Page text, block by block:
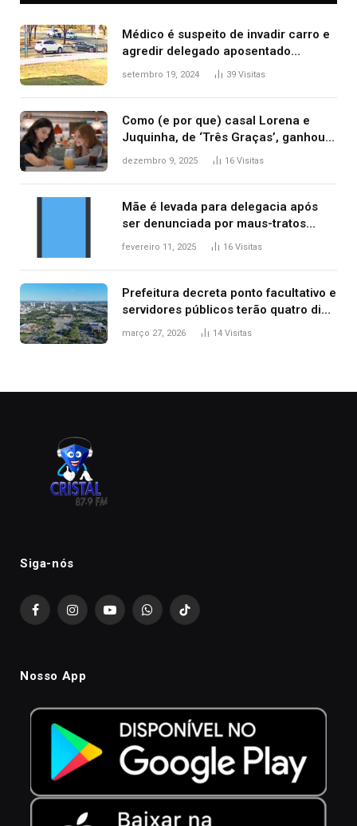
Médico é suspeito de invadir carro e
agredir delegado aposentado
durante confusão no trânsito
setembro 19, 2024 39 Visitas
Como (e por que) casal Lorena e
Juquinha, de ‘Três Graças’, ganhou
repercussão internacional
dezembro 9, 2025 16 Visitas
Mãe é levada para delegacia após
ser denunciada por maus-tratos
contra dois filhos, diz polícia
fevereiro 11, 2025 16 Visitas
Prefeitura decreta ponto facultativo e
servidores públicos terão quatro dias
de folga na Semana Santa
março 27, 2026 14 Visitas
Siga-nós
FacebookInstagramYouTubeWhatsAppTikTok
Nosso App